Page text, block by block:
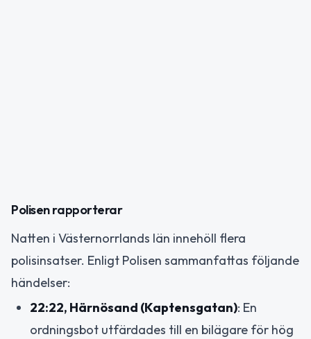
Polisen rapporterar
Natten i Västernorrlands län innehöll flera
polisinsatser. Enligt Polisen sammanfattas följande
händelser:
22:22, Härnösand (Kaptensgatan): En
ordningsbot utfärdades till en bilägare för hög